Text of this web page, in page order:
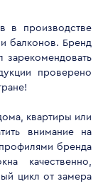
в производстве
балконов. Бренд
проверено
квартиры или
внимание на
бренда
качественно,
цикл от замера